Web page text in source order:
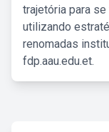
trajetória para
utilizando
renomadas
fdp.aau.edu.et.